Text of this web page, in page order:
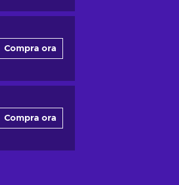
Compra ora
Compra ora